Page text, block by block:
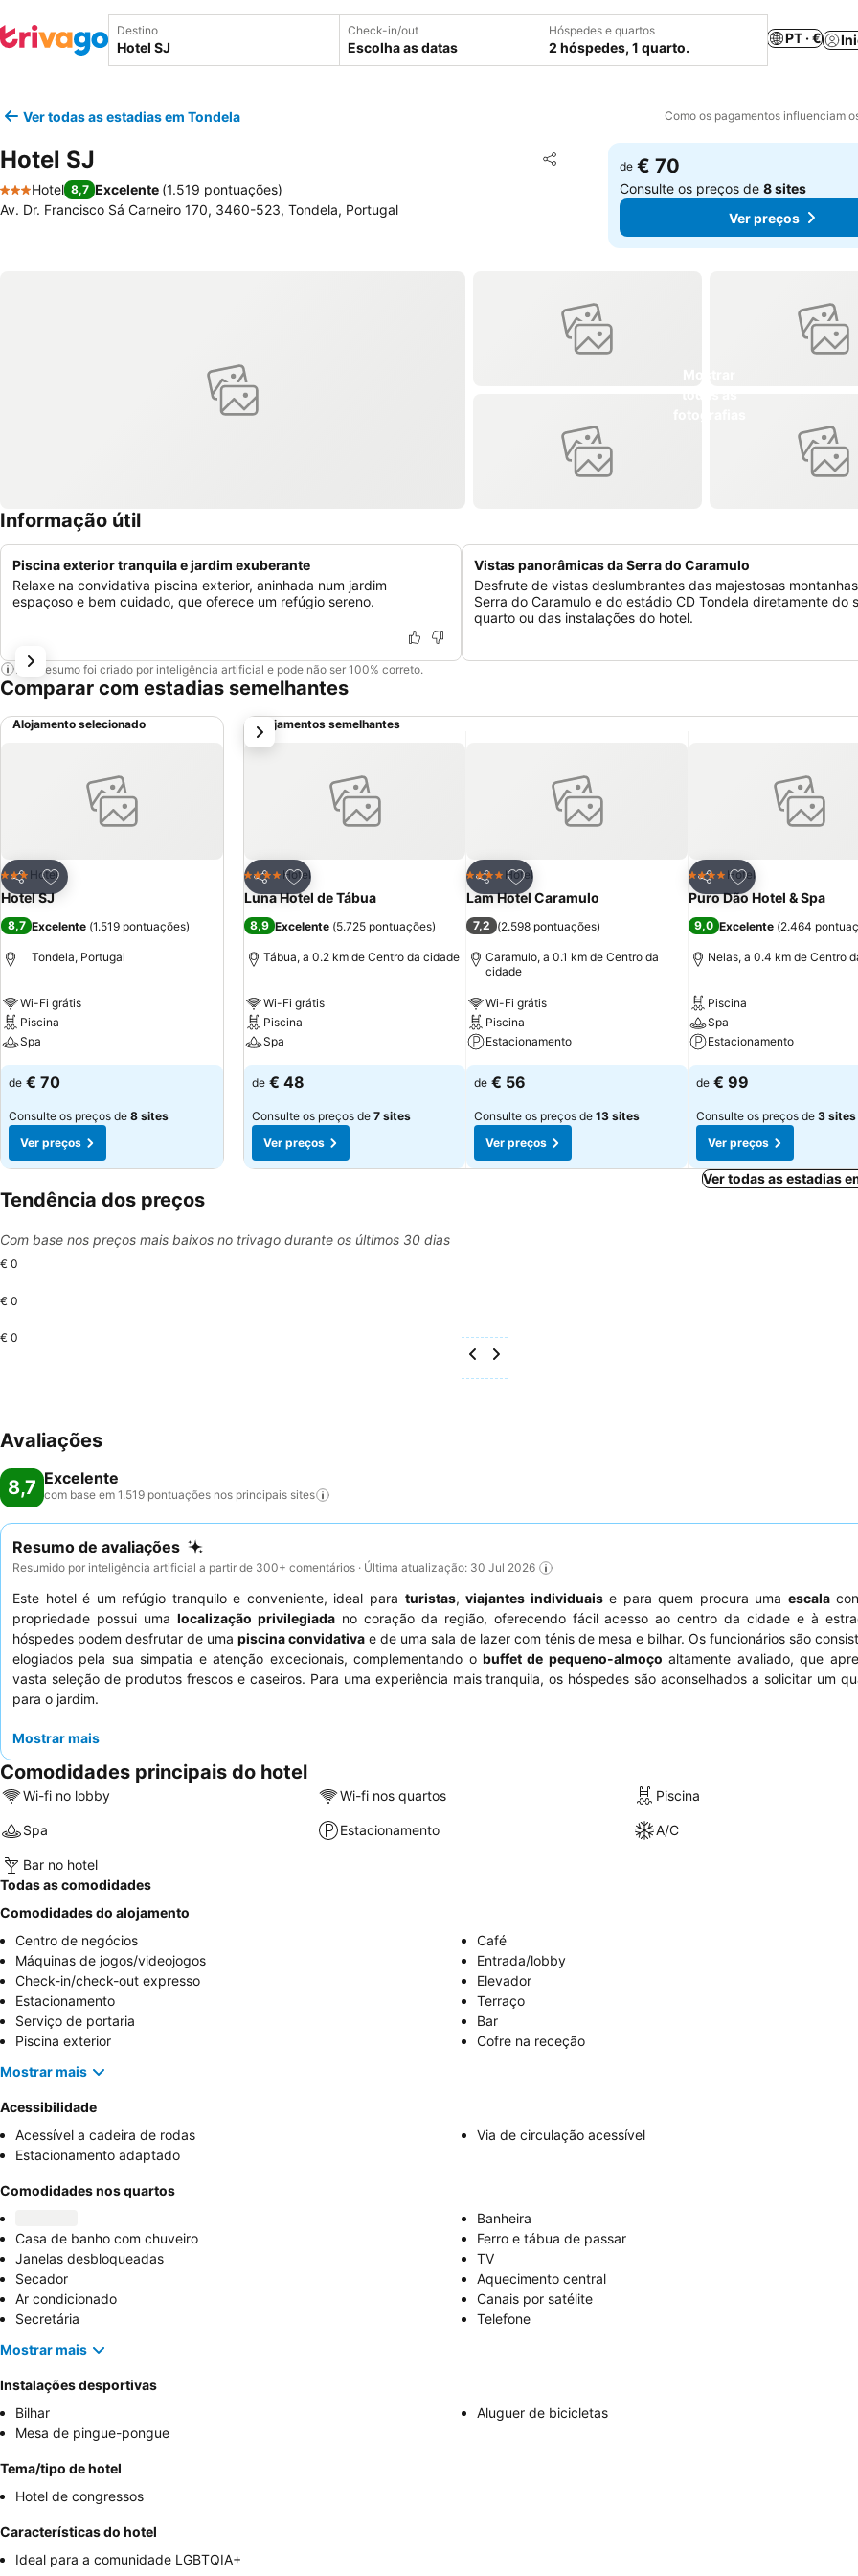
Destino Check-in/out
Escolha as datas
Hóspedes e quartos
2 hóspedes, 1 quarto.
PT · €
Ver todas as estadias em Tondela Como os pagamentos influenciam
Hotel SJ Partilhar
Adicionar aos favoritos
3 Estrelas
Hotel 8,7 Excelente (1.519 pontuações)
Av. Dr. Francisco Sá Carneiro 170, 3460-523, Tondela, Portugal
de € 70
Consulte os preços de8 sites
Ver preços
Informação útil
Piscina exterior tranquila e jardim exuberante
Relaxe na convidativa piscina exterior, aninhada num jardim
espaçoso e bem cuidado, que oferece um refúgio sereno.
Vistas panorâmicas da Serra do Caramulo
Desfrute de vistas deslumbrantes das majestosas
Serra do Caramulo e do estádio CD Tondela diretamente do
quarto ou das instalações do hotel.
Este resumo foi criado por inteligência artificial e pode não ser 100% correto.
Comparar com estadias semelhantes
Alojamento selecionado
Partilhar
Adicionar aos favoritos
3 Estrelas
Hotel
Hotel SJ
8,7 Excelente (1.519 pontuações)
Tondela, Portugal
Wi-Fi grátis
Piscina
Spa
de € 70
Consulte os preços de 8 sites
Ver preços
Alojamentos semelhantes
Partilhar
Adicionar aos favoritos
4 EstrelasHotel
Luna Hotel de Tábua
8,9 Excelente (5.725 pontuações)
Tábua, a 0.2 km de Centro da cidade
Wi-Fi grátis
Piscina
Spa
de € 48
Consulte os preços de 7 sites
Ver preços
Partilhar
Adicionar aos favoritos
4 EstrelasHotel
Lam Hotel Caramulo
7,2 (2.598 pontuações)
Caramulo, a 0.1 km de Centro da
cidade
Wi-Fi grátis
Piscina
Estacionamento
de € 56
Consulte os preços de 13 sites
Ver preços
Partilhar
Adicionar aos
4 EstrelasHotel
Puro Dão Hotel & Spa
9,0 Excelente (2.464
Nelas, a 0.4 km de Centro
Piscina
Spa
Estacionamento
de € 99
Consulte os preços de 3 sites
Ver preços
próximo
Ver todas as estadias
Tendência dos preços
Com base nos preços mais baixos no trivago durante os últimos 30 dias
€ 0
€ 0
€ 0
Avaliações
8,7 Excelente
com base em 1.519 pontuações nos principais sites
Resumo de avaliações
Resumido por inteligência artificial a partir de 300+ comentários · Última atualização: 30 Jul 2026
Este hotel é um refúgio tranquilo e conveniente, ideal para turistas,viajantes individuaise para quem procura uma escala
propriedade possui uma localização privilegiadano coração da região, oferecendo fácil acesso ao centro da cidade e à
hóspedes podem desfrutar de uma piscina convidativa e de uma sala de lazer com ténis de mesa e bilhar. Os funcionários são
elogiados pela sua simpatia e atenção excecionais, complementando o buffet de pequeno-almoço altamente avaliado, que
vasta seleção de produtos frescos e caseiros. Para uma experiência mais tranquila, os hóspedes são aconselhados a solicitar um
para o jardim.
Mostrar mais
Comodidades principais do hotel
Wi-fi no lobby Wi-fi nos quartos Piscina
Spa Estacionamento A/C
Bar no hotel
Todas as comodidades
Comodidades do alojamento
Centro de negócios
Café
Máquinas de jogos/videojogos
Entrada/lobby
Check-in/check-out expresso
Elevador
Estacionamento
Terraço
Serviço de portaria
Bar
Piscina exterior
Cofre na receção
Mostrar mais
Acessibilidade
Acessível a cadeira de rodas
Via de circulação acessível
Estacionamento adaptado
Comodidades nos quartos
Banheira
Casa de banho com chuveiro
Ferro e tábua de passar
Janelas desbloqueadas
TV
Secador
Aquecimento central
Ar condicionado
Canais por satélite
Secretária
Telefone
Mostrar mais
Instalações desportivas
Bilhar
Aluguer de bicicletas
Mesa de pingue-pongue
Tema/tipo de hotel
Hotel de congressos
Características do hotel
Ideal para a comunidade LGBTQIA+